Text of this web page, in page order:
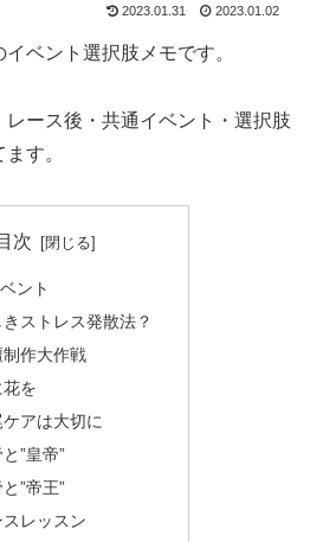
2023.01.31 2023.01.02
ベント選択肢メモです。
レース後・共通イベント・選択肢
す。
次
ント
きストレス発散法？
制作大作戦
花を
ケアは大切に
”皇帝”
”帝王”
スレッスン